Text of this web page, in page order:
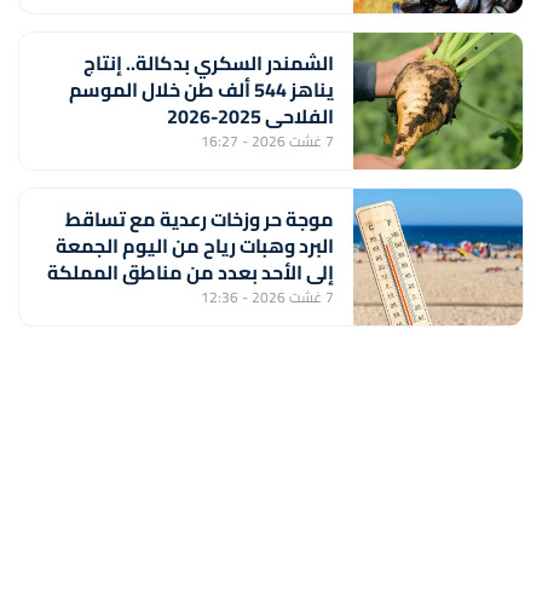
الشمندر السكري بدكالة.. إنتاج
يناهز 544 ألف طن خلال الموسم
الفلاحي 2025-2026
7 غشت 2026 - 16:27
موجة حر وزخات رعدية مع تساقط
البرد وهبات رياح من اليوم الجمعة
إلى الأحد بعدد من مناطق المملكة
(نشرة إنذارية)
7 غشت 2026 - 12:36